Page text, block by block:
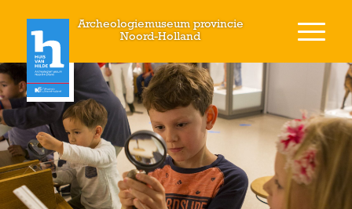
Archeologiemuseum provincie
Noord-Holland